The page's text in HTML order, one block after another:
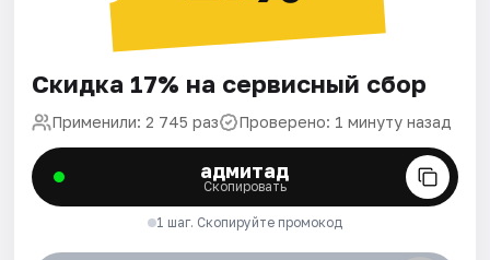
Скидка 17% на сервисный сбор
Применили: 2 745 раз Проверено: 1 минуту назад
адмитад
Скопировать
1 шаг. Скопируйте промокод